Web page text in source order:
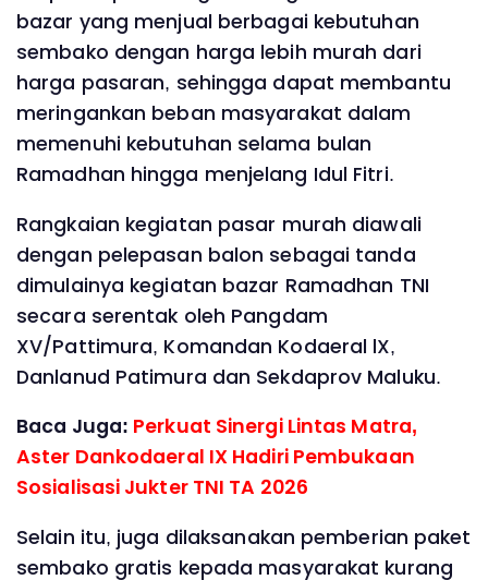
bazar yang menjual berbagai kebutuhan
sembako dengan harga lebih murah dari
harga pasaran, sehingga dapat membantu
meringankan beban masyarakat dalam
memenuhi kebutuhan selama bulan
Ramadhan hingga menjelang Idul Fitri.
Rangkaian kegiatan pasar murah diawali
dengan pelepasan balon sebagai tanda
dimulainya kegiatan bazar Ramadhan TNI
secara serentak oleh Pangdam
XV/Pattimura, Komandan Kodaeral lX,
Danlanud Patimura dan Sekdaprov Maluku.
Baca Juga: Perkuat Sinergi Lintas Matra,
Aster Dankodaeral IX Hadiri Pembukaan
Sosialisasi Jukter TNI TA 2026
Selain itu, juga dilaksanakan pemberian paket
sembako gratis kepada masyarakat kurang